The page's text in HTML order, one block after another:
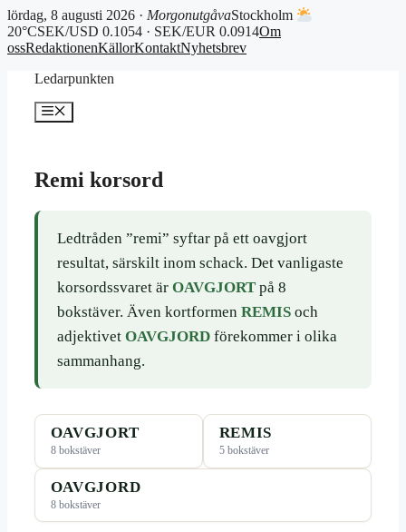
lördag, 8 augusti 2026 · MorgonutgåvaStockholm
20°CSEK/USD 0.1054 · SEK/EUR 0.0914Om
ossRedaktionenKällorKontaktNyhetsbrev
Ledarpunkten
Meny
Remi korsord
Ledtråden ”remi” syftar på ett oavgjort
resultat, särskilt inom schack. Det vanligaste
korsordssvaret är OAVGJORTpå 8
bokstäver. Även kortformen REMISoch
adjektivet OAVGJORDförekommer i olika
sammanhang.
OAVGJORT
8 bokstäver
REMIS
5 bokstäver
OAVGJORD
8 bokstäver